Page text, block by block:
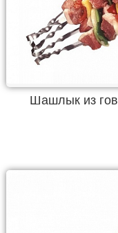
Шашлык из